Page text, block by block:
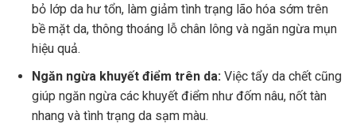
bỏ lớp da hư tổn, làm giảm tình trạng lão hóa sớm trên
bề mặt da, thông thoáng lỗ chân lông và ngăn ngừa mụn
hiệu quả.
Ngăn ngừa khuyết điểm trên da: Việc tẩy da chết cũng
giúp ngăn ngừa các khuyết điểm như đốm nâu, nốt tàn
nhang và tình trạng da sạm màu.